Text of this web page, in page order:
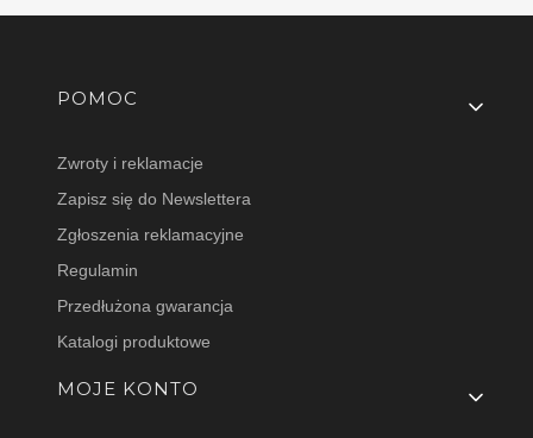
Linki w stopce
POMOC
Zwroty i reklamacje
Zapisz się do Newslettera
Zgłoszenia reklamacyjne
Regulamin
Przedłużona gwarancja
Katalogi produktowe
MOJE KONTO